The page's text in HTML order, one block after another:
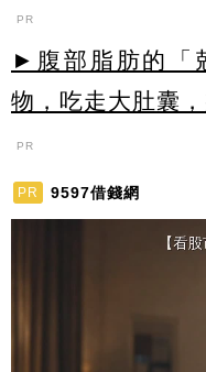
PR
►腹部脂肪的「
物，吃走大肚囊
PR
PR 9597借錢網